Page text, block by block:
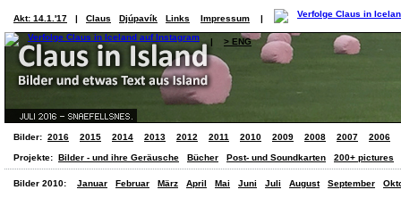
Akt: 14.1.'17 | Claus Djúpavík Links Impressum |
| > ENG
Bilder: 2016 2015 2014 2013 2012 2011 2010 2009 2008 2007 2006
Projekte: Bilder - und ihre Geräusche Bücher Post- und Soundkarten 200+ pictures
Bilder 2010: Januar Februar März April Mai Juni Juli August September